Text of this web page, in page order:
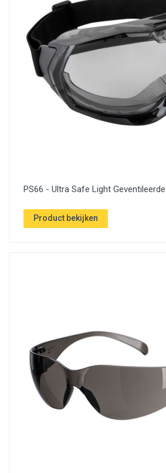
PS66 - Ultra Safe Light
Product bekijken